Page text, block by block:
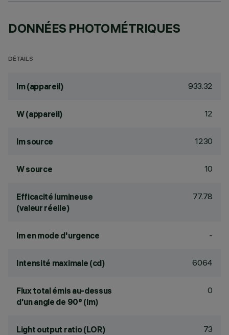
DONNÉES PHOTOMÉTRIQUES
DÉTAILS
lm (appareil) 933.32
W (appareil) 12
lm source 1230
W source 10
Efficacité lumineuse
(valeur réelle)
77.78
lm en mode d'urgence -
Intensité maximale (cd) 6064
Flux total émis au-dessus
d'un angle de 90° (lm)
0
Light output ratio (LOR) 73